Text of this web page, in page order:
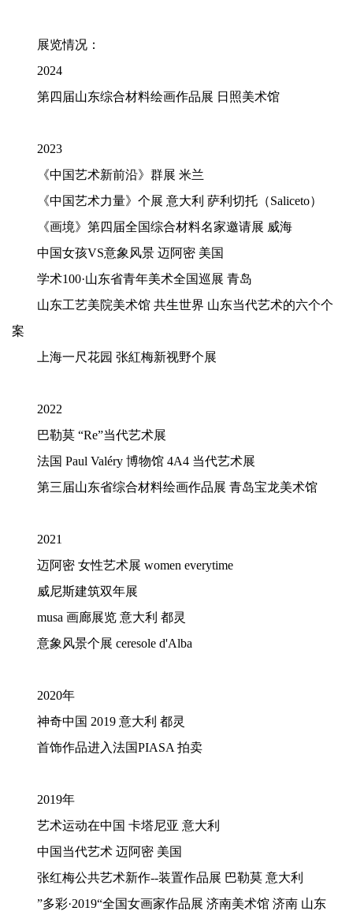
展览情况：
2024
第四届山东综合材料绘画作品展 日照美术馆
2023
《中国艺术新前沿》群展 米兰
《中国艺术力量》个展 意大利 萨利切托（Saliceto）
《画境》第四届全国综合材料名家邀请展 威海
中国女孩VS意象风景 迈阿密 美国
学术100·山东省青年美术全国巡展 青岛
山东工艺美院美术馆 共生世界 山东当代艺术的六个个
案
上海一尺花园 张紅梅新视野个展
2022
巴勒莫 “Re”当代艺术展
法国 Paul Valéry 博物馆 4A4 当代艺术展
第三届山东省综合材料绘画作品展 青岛宝龙美术馆
2021
迈阿密 女性艺术展 women everytime
威尼斯建筑双年展
musa 画廊展览 意大利 都灵
意象风景个展 ceresole d'Alba
2020年
神奇中国 2019 意大利 都灵
首饰作品进入法国PIASA 拍卖
2019年
艺术运动在中国 卡塔尼亚 意大利
中国当代艺术 迈阿密 美国
张红梅公共艺术新作--装置作品展 巴勒莫 意大利
”多彩·2019“全国女画家作品展 济南美术馆 济南 山东